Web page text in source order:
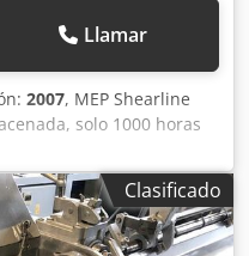
Llamar
2007, MEP Shearline
solo 1000 horas
de corte: hasta 36
mm Csdpfxjymb T Ds Ah
Clasificado